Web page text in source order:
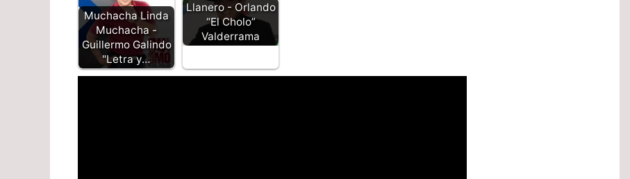
Muchacha Linda
Muchacha -
Guillermo Galindo
"Letra y…
Llanero - Orlando
“El Cholo”
Valderrama